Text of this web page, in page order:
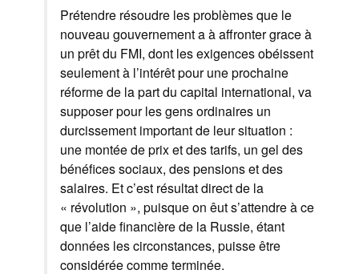
Prétendre résoudre les problèmes que le
nouveau gouvernement a à affronter grace à
un prêt du FMI, dont les exigences obéissent
seulement à l’intérêt pour une prochaine
réforme de la part du capital international, va
supposer pour les gens ordinaires un
durcissement important de leur situation :
une montée de prix et des tarifs, un gel des
bénéfices sociaux, des pensions et des
salaires. Et c’est résultat direct de la
« révolution », puisque on êut s’attendre à ce
que l’aide financière de la Russie, étant
données les circonstances, puisse être
considérée comme terminée.